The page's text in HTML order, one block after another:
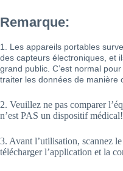
Remarque:
1. Les appareils portables
des capteurs électroniques, et
grand public. C’est normal
traiter les données de manière
2. Veuillez ne pas comparer
n’est PAS un dispositif médical!
3. Avant l’utilisation, scannez
télécharger l’application et la